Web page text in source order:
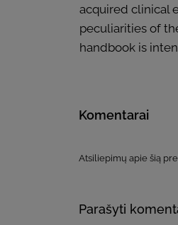
acquired clinical
peculiarities of
handbook is
Komentarai
Atsiliepimų apie šią
Parašyti